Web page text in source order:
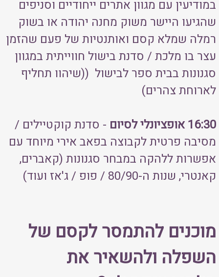
במודיעין עם מגוון אתרים ייחודיים וסניפים
שהגיעו היישר משוק מחנה יהודה או בשוק
רמלה שמלא קסם ואותנטיות של פעם שהזמן
עצר בו מלכת / סדנת בישול חווייתית במגוון
סגנונות בבית ספר לבישול ((שיהוו תחליף
לארוחת צהרים)
16:30 אופציונלי לסיום
- סדנת קוקטיילים /
מסיבה פרטית לקבוצה בפאב אירי מיוחד עם
אפשרות ללהקה במבחר סגנונות (קאברים,
קאנטרי, שנות ה-80/90 / פופ / ג'אז ועוד)
מוכנים להתמסר לקסם של
השפלה ולהשאיר את